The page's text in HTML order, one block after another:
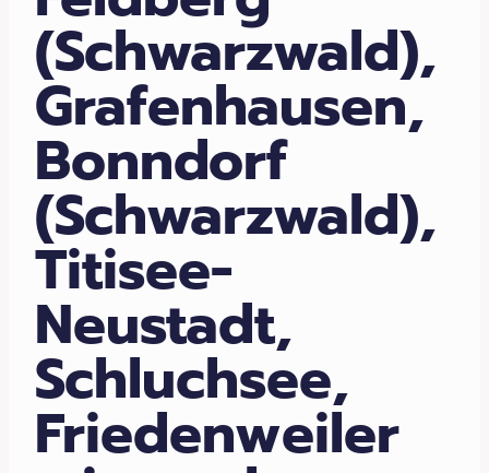
(Schwarzwald),
Grafenhausen,
Bonndorf
(Schwarzwald),
Titisee-
Neustadt,
Schluchsee,
Friedenweiler